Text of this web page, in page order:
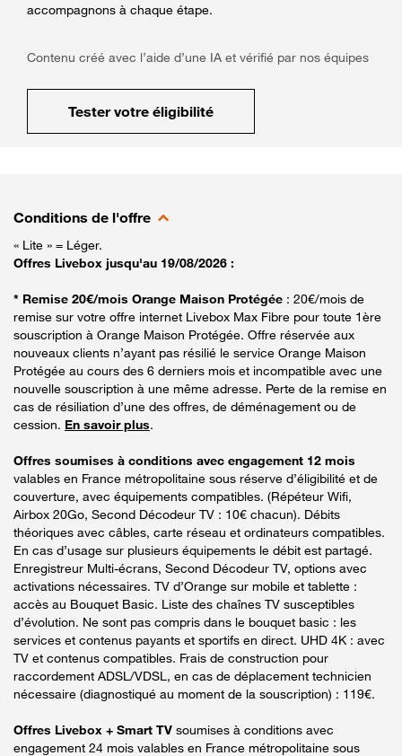
accompagnons à chaque étape.
Contenu créé avec l’aide d’une IA et vérifié par nos équipes
Tester votre éligibilité
Conditions de l'offre
« Lite » = Léger.
Offres Livebox jusqu'au 19/08/2026 :
* Remise 20€/mois Orange Maison Protégée : 20€/mois de
remise sur votre offre internet Livebox Max Fibre pour toute 1ère
souscription à Orange Maison Protégée. Offre réservée aux
nouveaux clients n’ayant pas résilié le service Orange Maison
Protégée au cours des 6 derniers mois et incompatible avec une
nouvelle souscription à une même adresse. Perte de la remise en
cas de résiliation d’une des offres, de déménagement ou de
cession. En savoir plus.
Offres soumises à conditions avec engagement 12 mois
valables en France métropolitaine sous réserve d’éligibilité et de
couverture, avec équipements compatibles. (Répéteur Wifi,
Airbox 20Go, Second Décodeur TV : 10€ chacun). Débits
théoriques avec câbles, carte réseau et ordinateurs compatibles.
En cas d’usage sur plusieurs équipements le débit est partagé.
Enregistreur Multi-écrans, Second Décodeur TV, options avec
activations nécessaires. TV d’Orange sur mobile et tablette :
accès au Bouquet Basic. Liste des chaînes TV susceptibles
d’évolution. Ne sont pas compris dans le bouquet basic : les
services et contenus payants et sportifs en direct. UHD 4K : avec
TV et contenus compatibles. Frais de construction pour
raccordement ADSL/VDSL, en cas de déplacement technicien
nécessaire (diagnostiqué au moment de la souscription) : 119€.
Offres Livebox + Smart TV soumises à conditions avec
engagement 24 mois valables en France métropolitaine sous